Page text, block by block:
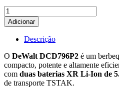
Quantidade
de
Berbequim
Aparafusador
Impacto
18V
XR
Li-
Adicionar
Descrição
O DeWalt DCD796P2 é um
compacto, potente e altamente
com duas baterias XR Li-Ion de
de transporte TSTAK.